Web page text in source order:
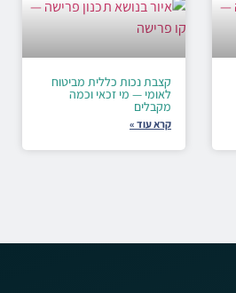
קצבת נכות כללית מביטוח
לאומי — מי זכאי וכמה
מקבלים
קרא עוד »